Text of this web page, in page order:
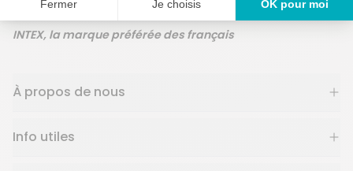
INTEX, la marque préférée des français
À propos de nous
Info utiles